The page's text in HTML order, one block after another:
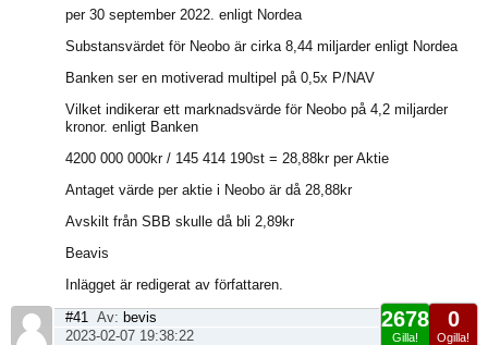
per 30 september 2022. enligt Nordea
Substansvärdet för Neobo är cirka 8,44 miljarder enligt Nordea
Banken ser en motiverad multipel på 0,5x P/NAV
Vilket indikerar ett marknadsvärde för Neobo på 4,2 miljarder
kronor. enligt Banken
4200 000 000kr / 145 414 190st = 28,88kr per Aktie
Antaget värde per aktie i Neobo är då 28,88kr
Avskilt från SBB skulle då bli 2,89kr
Beavis
Inlägget är redigerat av författaren.
0
Ogilla!
2678
Gilla!
#41 Av: bevis
2023-02-07 19:38:22